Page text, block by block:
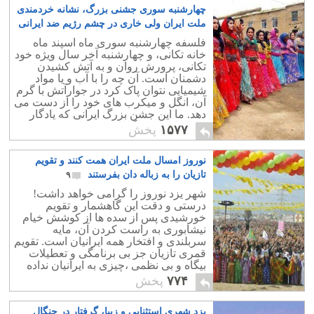
چهارشنبه سوری جشنی بزرگ، نشانه خردمندی
ملت ایران ولی خاری در چشم رژیم ضد ایرانی
۳
فلسفه چهارشنبه سوری ماه اسپند ماه
خانه تکانی، و چهارشنبه آخر سال ویژه خود
تکانی، پرورش روان و به آتش کشیدن
دشمنان است. آن چه را با آب و یا مواد
شیمیایی نتوان پاک کرد در جوارآتش با گرم
آن، انگل و میکرب های خود را از دست می
دهد. ما این جشن بزرگ ایرانی که یادگار
نیاکانمان است گرامی می داریم.
۱۵۷۷ پخش
نوروز امسال ملت ایران همت کنند و تقویم
تازیان را به زباله دان بفرستند
۹
شهر یزد نوروز را گرامی خواهد داشت!
درستی و دقت این گاهشمار و تقویم
خورشیدی پس از سده ها از کوشش خیام
نیشابوری به راست کردن آن، مایه
سربلندی و افتخار همه ایرانیان است. تقویم
قمری تازیان جز بی برنامگی و تعطیلات
بیگاه و بی نظمی ،چیزی به ایرانیان نداده
است.۷۷۴ پخش
یزد شهری استثنایی و زیبا، گرفتار در چنگال